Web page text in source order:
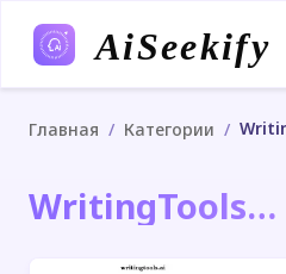
AiSeekify
Главная / Категории /
WritingTools.ai